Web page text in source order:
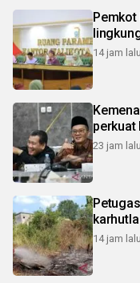
14 jam lalu
perkuat
23 jam lalu
14 jam lalu